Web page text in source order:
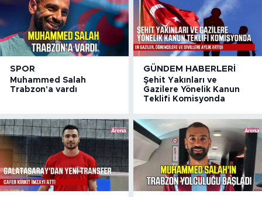
SPOR
Muhammed Salah
Trabzon'a vardı
GÜNDEM HABERLERI
Şehit Yakınları ve
Gazilere Yönelik Kanun
Teklifi Komisyonda